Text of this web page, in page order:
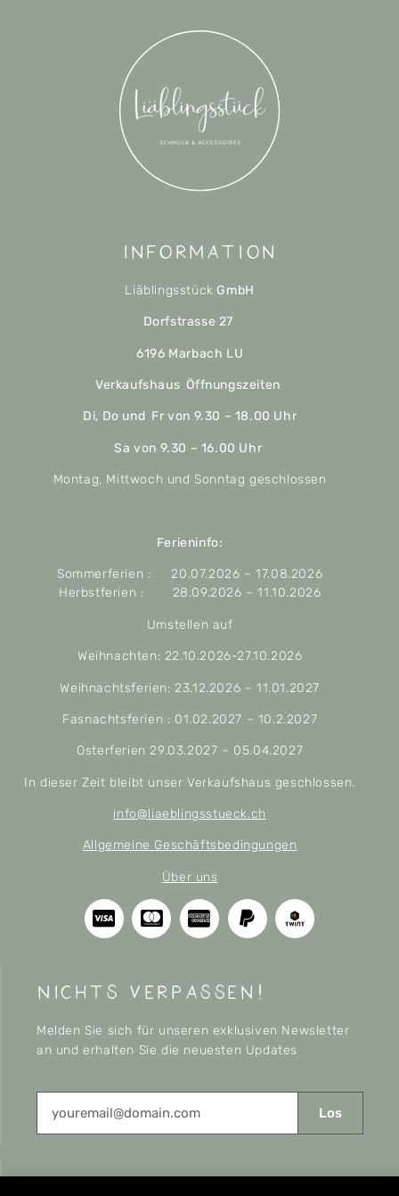
Information
Liäblingsstück GmbH
Dorfstrasse 27
6196 Marbach LU
Verkaufshaus Öffnungszeiten
Di, Do und Fr von 9.30 – 18.00 Uhr
Sa von 9.30 – 16.00 Uhr
Montag, Mittwoch und Sonntag geschlossen
Ferieninfo:
Sommerferien : 20.07.2026 – 17.08.2026
Herbstferien : 28.09.2026 – 11.10.2026
Umstellen auf
Weihnachten: 22.10.2026-27.10.2026
Weihnachtsferien: 23.12.2026 – 11.01.2027
Fasnachtsferien : 01.02.2027 – 10.2.2027
Osterferien 29.03.2027 – 05.04.2027
In dieser Zeit bleibt unser Verkaufshaus geschlossen.
info@liaeblingsstueck.ch
Allgemeine Geschäftsbedingungen
Über uns
nichts verpassen!
Melden Sie sich für unseren exklusiven Newsletter
an und erhalten Sie die neuesten Updates
Los
CONNECT